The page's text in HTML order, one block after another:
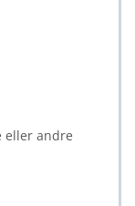
eller andre